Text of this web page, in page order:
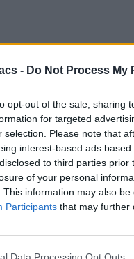
- Do Not Process My
opt-out of the sale, sharing
for targeted
selection. Please note that
interest-based ads
to third parties
of your personal
This information may also
Participants that may further